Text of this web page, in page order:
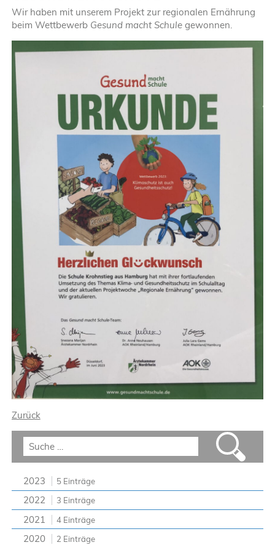
Wir haben mit unserem Projekt zur regionalen Ernährung
beim Wettbewerb Gesund macht Schulegewonnen.
Zurück
2023 5 Einträge
2022 3 Einträge
2021 4 Einträge
2020 2 Einträge
Projekte
Filme